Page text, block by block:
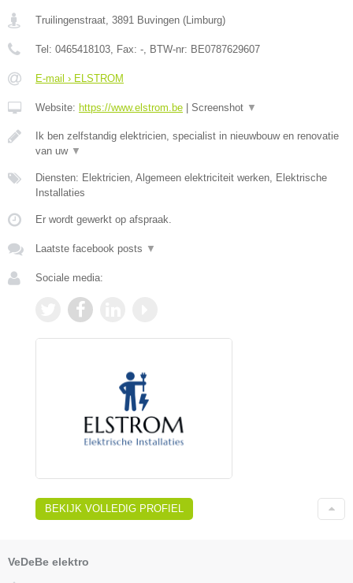
Truilingenstraat 3891 Buvingen ( Limburg)
Tel: 0465418103 , Fax: - , BTW-nr: BE0787629607
E-mail › ELSTROM
Website: https://www.elstrom.be Screenshot ▼
Ik ben zelfstandig elektricien, specialist in nieuwbouw en renovatie
van uw ▼
Diensten: Elektricien, Algemeen elektriciteit werken, Elektrische
Installaties
Er wordt gewerkt op afspraak.
Laatste facebook posts ▼
Sociale media:
BEKIJK VOLLEDIG PROFIEL
VeDeBe elektro